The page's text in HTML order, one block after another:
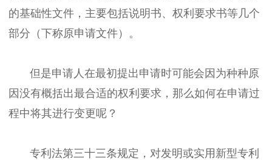
的基础性文件，主要包括说明书、权利要求书等几个
部分（下称原申请文件）。
但是申请人在最初提出申请时可能会因为种种原
因没有概括出最合适的权利要求，那么如何在申请过
程中将其进行变更呢？
专利法第三十三条规定，对发明或实用新型专利